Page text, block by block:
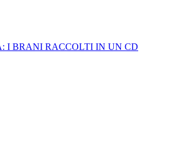
DEL TERRITORIO
I BRANI RACCOLTI IN UN CD